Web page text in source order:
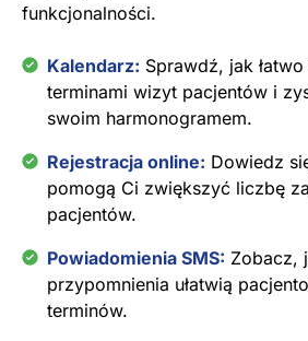
funkcjonalności.
Kalendarz: Sprawdź, jak
terminami wizyt pacjentów i
swoim harmonogramem.
Rejestracja online: Dowiedz
pomogą Ci zwiększyć liczbę
pacjentów.
Powiadomienia SMS: Zobacz,
przypomnienia ułatwią
terminów.